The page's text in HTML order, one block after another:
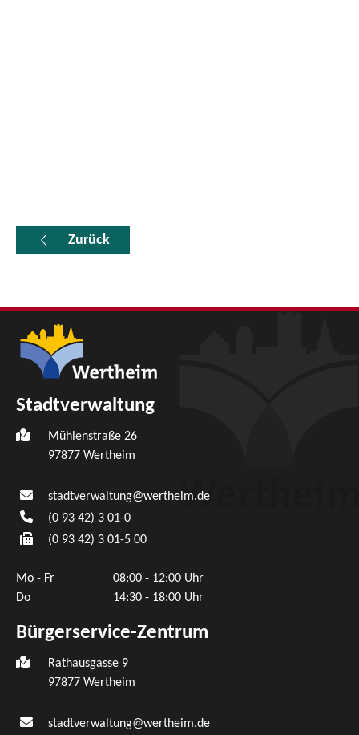
Zurück
Stadtverwaltung
Mühlenstraße 26
97877 Wertheim
stadtverwaltung@wertheim.de
(0 93 42) 3 01-0
(0 93 42) 3 01-5 00
Mo - Fr
08:00 - 12:00 Uhr
Do
14:30 - 18:00 Uhr
Bürgerservice-Zentrum
Rathausgasse 9
97877 Wertheim
stadtverwaltung@wertheim.de